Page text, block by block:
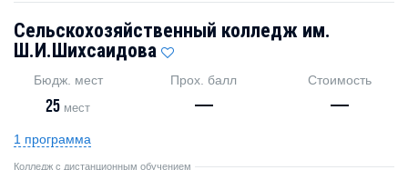
Сельскохозяйственный колледж им.
Ш.И.Шихсаидова
Бюдж. мест
25 мест
Прох. балл
—
Стоимость
—
1 программа
Колледж с дистанционным обучением